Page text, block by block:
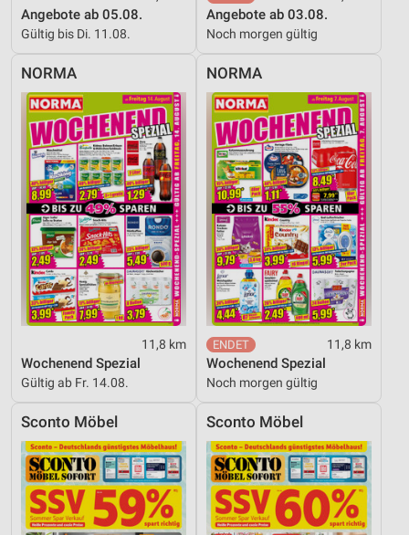
Angebote ab 05.08.
Gültig bis Di. 11.08.
Angebote ab 03.08.
Noch morgen gültig
NORMA
11,8 km
Wochenend Spezial
Gültig ab Fr. 14.08.
NORMA
11,8 km
Wochenend Spezial
Noch morgen gültig
Sconto Möbel Sconto Möbel